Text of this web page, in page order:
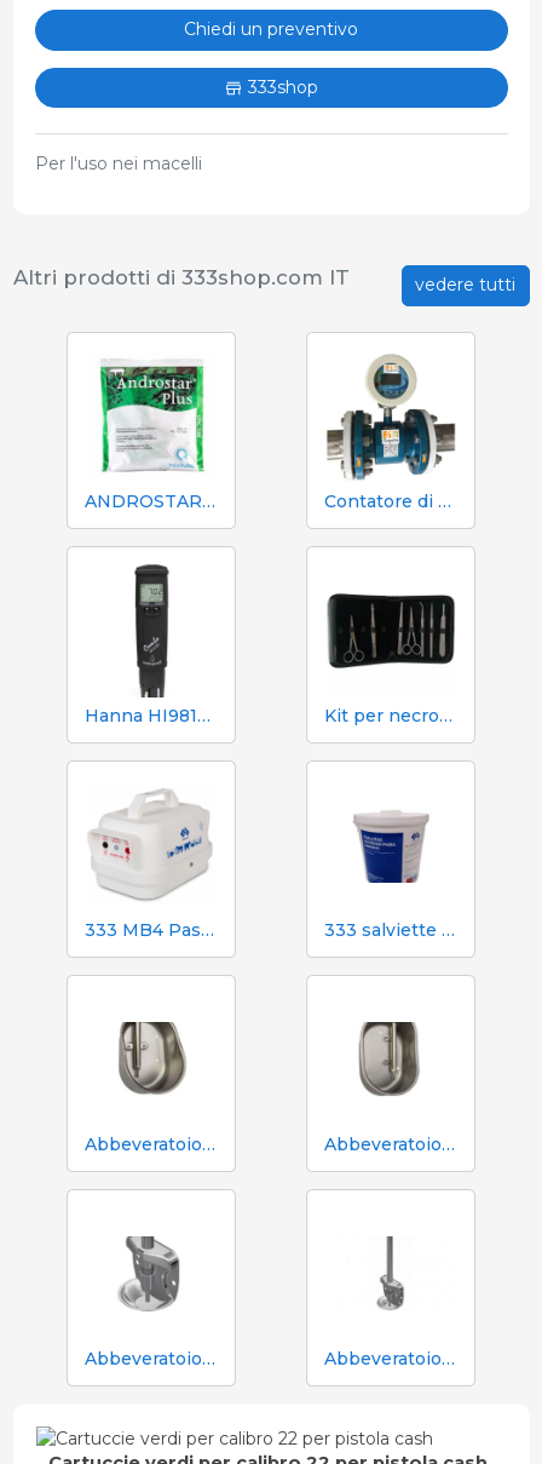
Chiedi un preventivo
333shop
Per l'uso nei macelli
vedere tutti
Altri prodotti di 333shop.com IT
ANDROSTAR PLUS 47 g / 100 L - Prolungatore di sperma a lunga durata Contatore di volume e azoto Mecaniques Segalés DN150
Hanna HI98130 pH, EC, TDS e tester di temperatura Kit per necroscopia e dissezione 333 - 7 strumenti
333 MB4 Pastore elettrico a batteria per cani e cavalli 333 salviette umidificate per scrofe durante l'inseminazione
Abbeveratoio Aco Funki per scrofe di grossa taglia Multi-Drinker MAXI Abbeveratoio Aco Funki per scrofe Multi-Drinker MULTI
Abbeveratoio in acciaio inox Aco Funki per suinetti in box parto Abbeveratoio in acciaio inox Aco Funki per suinetti in box parto, tubo da 36 cm